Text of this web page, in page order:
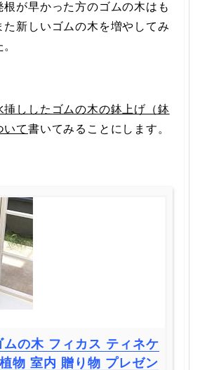
根が早かった方のゴムの木はも
た新しいゴムの木を増やしてみ
挿ししたゴムの木の鉢上げ（鉢
いて書いてみることにします。
ムの木 フィカス ティネケ
物 室内 贈り物 プレゼン